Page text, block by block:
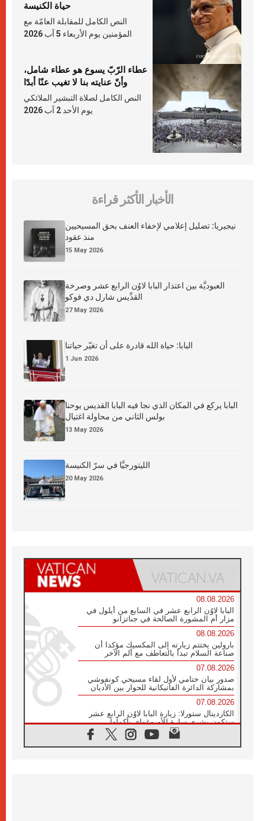
حياة الكنيسة
النص الكامل للمقابلة العامّة مع
المؤمنين يوم الأربعاء 5 آب 2026
عطاء الرّبّ يسوع هو عطاء شامل،
وأنّ عنايته بنا لا تغيب عنّا أبدًا
النص الكامل لصلاة التبشير الملائكي
يوم الأحد 2 آب 2026
الأخبار الأكثر قراءة
نيجيريا: تضليل إعلامي لإخفاء العنف بحق المسيحيين
منذ عقود
15 May 2026
العبوديَّة بين اعتذار البابا لاوُن الرابع عشر وصرخة
القدِّيس شارل دي فوكو
27 May 2026
البابا: حياة الله قادرة على أن تغيّر حياتنا
1 Jun 2026
البابا يركع في المكان الذي نجا فيه البابا القديس يوحنا
بولس الثاني من محاولة اغتيال
13 May 2026
الليتورجيَّا في سرّ الكنيسة
20 May 2026
08.08.2026
البابا لاوُن الرابع عشر في السابع من أيلول في
مزار أم المشورة الصالحة في جناتزانو
08.08.2026
بارولين يختتم زيارته إلى المكسيك مؤكدا أن
صناعة السلام تبدأ بالتعاطف مع ألم الآخر
07.08.2026
صدور بيان ختامي لأول لقاء مسيحي كونفوشي
بمشاركة الدائرة الفاتيكانية للحوار بين الأديان
07.08.2026
الكاردينال ستورلا: زيارة البابا لاوُن الرابع عشر
ستكون بشرى سارة للأوروغواي بأكملها
الفاتيكان يعلن برنامج الزيارة الرسولية للبابا لاوُن